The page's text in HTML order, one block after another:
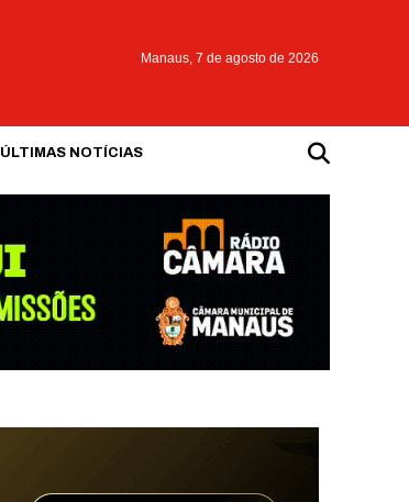
Manaus, 7 de agosto de 2026
ÚLTIMAS NOTÍCIAS